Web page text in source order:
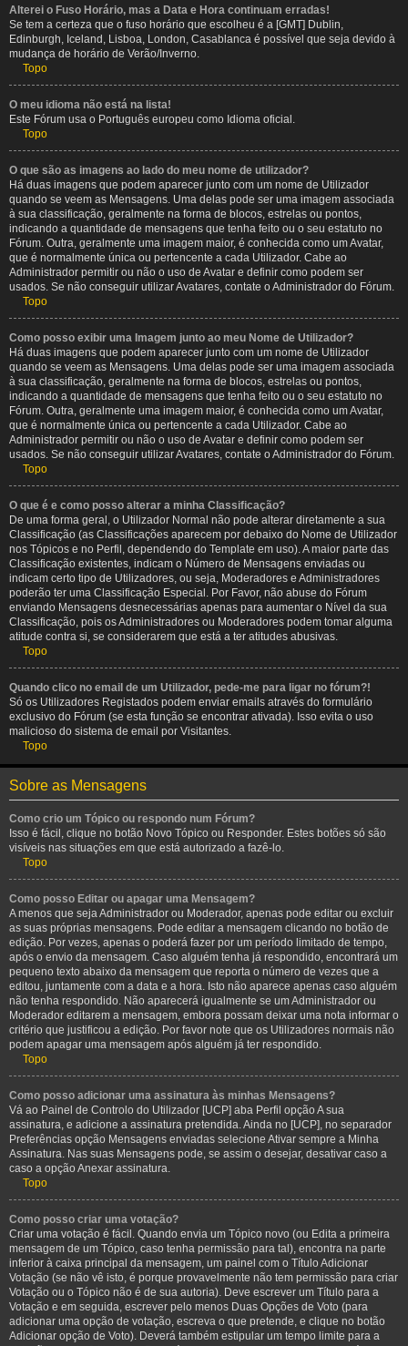
Alterei o Fuso Horário, mas a Data e Hora continuam erradas!
Se tem a certeza que o fuso horário que escolheu é a [GMT] Dublin,
Edinburgh, Iceland, Lisboa, London, Casablanca é possível que seja devido à
mudança de horário de Verão/Inverno.
Topo
O meu idioma não está na lista!
Este Fórum usa o Português europeu como Idioma oficial.
Topo
O que são as imagens ao lado do meu nome de utilizador?
Há duas imagens que podem aparecer junto com um nome de Utilizador
quando se veem as Mensagens. Uma delas pode ser uma imagem associada
à sua classificação, geralmente na forma de blocos, estrelas ou pontos,
indicando a quantidade de mensagens que tenha feito ou o seu estatuto no
Fórum. Outra, geralmente uma imagem maior, é conhecida como um Avatar,
que é normalmente única ou pertencente a cada Utilizador. Cabe ao
Administrador permitir ou não o uso de Avatar e definir como podem ser
usados. Se não conseguir utilizar Avatares, contate o Administrador do Fórum.
Topo
Como posso exibir uma Imagem junto ao meu Nome de Utilizador?
Há duas imagens que podem aparecer junto com um nome de Utilizador
quando se veem as Mensagens. Uma delas pode ser uma imagem associada
à sua classificação, geralmente na forma de blocos, estrelas ou pontos,
indicando a quantidade de mensagens que tenha feito ou o seu estatuto no
Fórum. Outra, geralmente uma imagem maior, é conhecida como um Avatar,
que é normalmente única ou pertencente a cada Utilizador. Cabe ao
Administrador permitir ou não o uso de Avatar e definir como podem ser
usados. Se não conseguir utilizar Avatares, contate o Administrador do Fórum.
Topo
O que é e como posso alterar a minha Classificação?
De uma forma geral, o Utilizador Normal não pode alterar diretamente a sua
Classificação (as Classificações aparecem por debaixo do Nome de Utilizador
nos Tópicos e no Perfil, dependendo do Template em uso). A maior parte das
Classificação existentes, indicam o Número de Mensagens enviadas ou
indicam certo tipo de Utilizadores, ou seja, Moderadores e Administradores
poderão ter uma Classificação Especial. Por Favor, não abuse do Fórum
enviando Mensagens desnecessárias apenas para aumentar o Nível da sua
Classificação, pois os Administradores ou Moderadores podem tomar alguma
atitude contra si, se considerarem que está a ter atitudes abusivas.
Topo
Quando clico no email de um Utilizador, pede-me para ligar no fórum?!
Só os Utilizadores Registados podem enviar emails através do formulário
exclusivo do Fórum (se esta função se encontrar ativada). Isso evita o uso
malicioso do sistema de email por Visitantes.
Topo
Sobre as Mensagens
Como crio um Tópico ou respondo num Fórum?
Isso é fácil, clique no botão Novo Tópico ou Responder. Estes botões só são
visíveis nas situações em que está autorizado a fazê-lo.
Topo
Como posso Editar ou apagar uma Mensagem?
A menos que seja Administrador ou Moderador, apenas pode editar ou excluir
as suas próprias mensagens. Pode editar a mensagem clicando no botão de
edição. Por vezes, apenas o poderá fazer por um período limitado de tempo,
após o envio da mensagem. Caso alguém tenha já respondido, encontrará um
pequeno texto abaixo da mensagem que reporta o número de vezes que a
editou, juntamente com a data e a hora. Isto não aparece apenas caso alguém
não tenha respondido. Não aparecerá igualmente se um Administrador ou
Moderador editarem a mensagem, embora possam deixar uma nota informar o
critério que justificou a edição. Por favor note que os Utilizadores normais não
podem apagar uma mensagem após alguém já ter respondido.
Topo
Como posso adicionar uma assinatura às minhas Mensagens?
Vá ao Painel de Controlo do Utilizador [UCP] aba Perfil opção A sua
assinatura, e adicione a assinatura pretendida. Ainda no [UCP], no separador
Preferências opção Mensagens enviadas selecione Ativar sempre a Minha
Assinatura. Nas suas Mensagens pode, se assim o desejar, desativar caso a
caso a opção Anexar assinatura.
Topo
Como posso criar uma votação?
Criar uma votação é fácil. Quando envia um Tópico novo (ou Edita a primeira
mensagem de um Tópico, caso tenha permissão para tal), encontra na parte
inferior à caixa principal da mensagem, um painel com o Título Adicionar
Votação (se não vê isto, é porque provavelmente não tem permissão para criar
Votação ou o Tópico não é de sua autoria). Deve escrever um Título para a
Votação e em seguida, escrever pelo menos Duas Opções de Voto (para
adicionar uma opção de votação, escreva o que pretende, e clique no botão
Adicionar opção de Voto). Deverá também estipular um tempo limite para a